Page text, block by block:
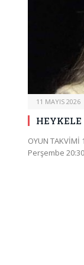
11 MAYIS 2026
OYUN TAKVİMİ
Perşembe 20:30